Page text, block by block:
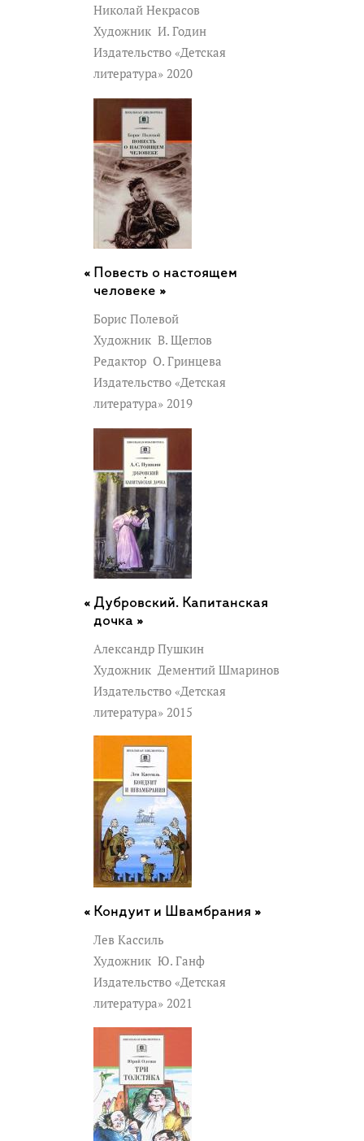
Николай Некрасов
Художник И. Годин
Издательство «Детская
литература» 2020
Повесть о настоящем
человеке »
Борис Полевой
Художник В. Щеглов
Редактор О. Гринцева
Издательство «Детская
литература» 2019
Дубровский. Капитанская
дочка »
Александр Пушкин
Художник Дементий Шмаринов
Издательство «Детская
литература» 2015
Кондуит и Швамбрания »
Лев Кассиль
Художник Ю. Ганф
Издательство «Детская
литература» 2021